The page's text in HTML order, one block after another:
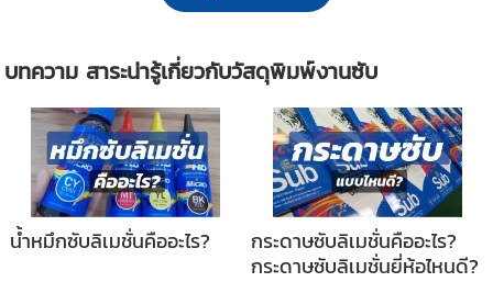
บทความ สาระน่ารู้เกี่ยวกับวัสดุพิมพ์งานซับ
น้ำหมึกซับลิเมชั่นคืออะไร?
กระดาษซับลิเมชั่นคืออะไร?
กระดาษซับลิเมชั่นยี่ห้อไหนดี?